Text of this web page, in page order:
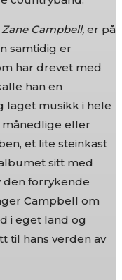
Zane Campbell, er på
samtidig er
har drevet med
han en
laget musikk i hele
månedlige eller
et lite steinkast
sitt med
den forrykende
Campbell om
i eget land og
til hans verden av